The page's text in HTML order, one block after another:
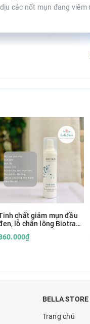
các nốt mụn đang
chất giảm mụn đầu
lỗ chân lông Biotrade
(peel nhẹ)
BELLA STORE
Trang chủ